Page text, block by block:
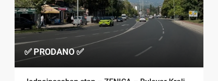
✅ PRODANO ✅